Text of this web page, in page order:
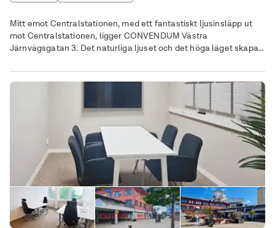
Mitt emot Centralstationen, med ett fantastiskt ljusinsläpp ut
mot Centralstationen, ligger CONVENDUM Västra
Järnvägsgatan 3. Det naturliga ljuset och det höga läget skapar
planlösning samtidigt som man har tillgång till många
konferens- och samtalsrum. Här ingår ergonomiska
nätverksmöjligheter. Kontakta oss idag!